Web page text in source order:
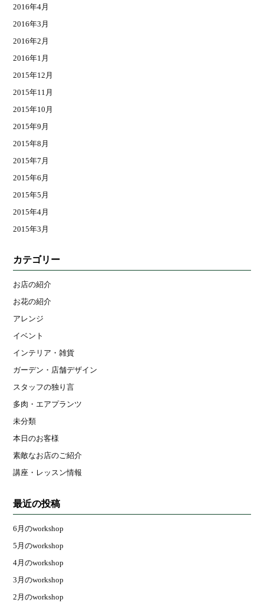
2016年4月
2016年3月
2016年2月
2016年1月
2015年12月
2015年11月
2015年10月
2015年9月
2015年8月
2015年7月
2015年6月
2015年5月
2015年4月
2015年3月
カテゴリー
お店の紹介
お花の紹介
アレンジ
イベント
インテリア・雑貨
ガーデン・店舗デザイン
スタッフの独り言
多肉・エアプランツ
未分類
本日のお客様
素敵なお店のご紹介
講座・レッスン情報
最近の投稿
6月のworkshop
5月のworkshop
4月のworkshop
3月のworkshop
2月のworkshop